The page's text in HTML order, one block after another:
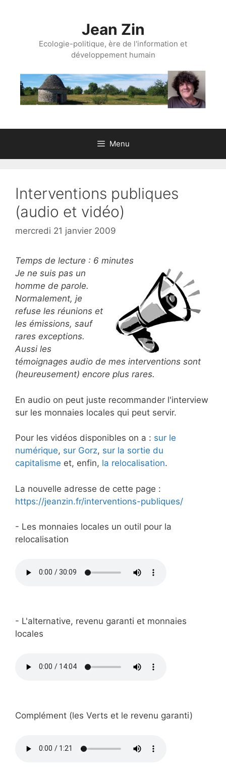
Jean Zin
Ecologie-politique, ère de l'information et
développement humain
Menu
Interventions publiques
(audio et vidéo)
mercredi 21 janvier 2009
Temps de lecture : 6 minutes
Je ne suis pas un
homme de parole.
Normalement, je
refuse les réunions et
les émissions, sauf
rares exceptions.
Aussi les
témoignages audio de mes interventions sont
(heureusement) encore plus rares.
En audio on peut juste recommander l'interview
sur les monnaies locales qui peut servir.
Pour les vidéos disponibles on a : sur le
numérique, sur Gorz, sur la sortie du
capitalisme et, enfin, la relocalisation.
La nouvelle adresse de cette page :
https://jeanzin.fr/interventions-publiques/
- Les monnaies locales un outil pour la
relocalisation
- L'alternative, revenu garanti et monnaies
locales
Complément (les Verts et le revenu garanti)